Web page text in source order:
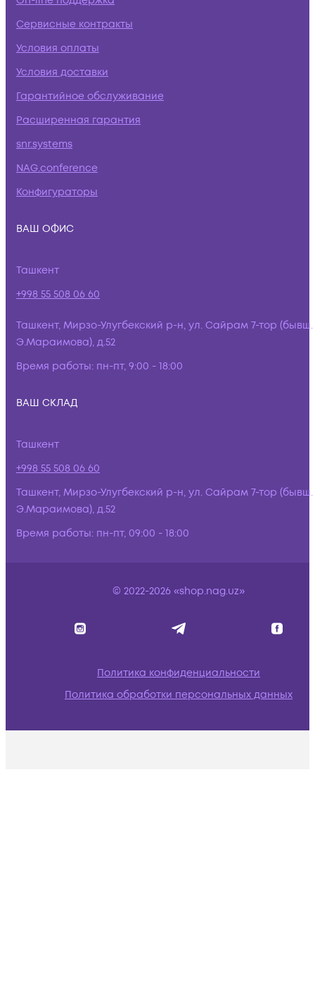
Сервисные контракты
Условия оплаты
Условия доставки
Гарантийное обслуживание
Расширенная гарантия
snr.systems
NAG.conference
Конфигураторы
ВАШ ОФИС
Ташкент
+998 55 508 06 60
Ташкент, Мирзо-Улугбекский р-н, ул. Сайрам 7-тор (бывш.
Э.Мараимова), д.52
Время работы: пн-пт, 9:00 - 18:00
ВАШ СКЛАД
Ташкент
+998 55 508 06 60
Ташкент, Мирзо-Улугбекский р-н, ул. Сайрам 7-тор (бывш.
Э.Мараимова), д.52
Время работы: пн-пт, 09:00 - 18:00
© 2022-2026 «shop.nag.uz»
Политика конфиденциальности
Политика обработки персональных данных